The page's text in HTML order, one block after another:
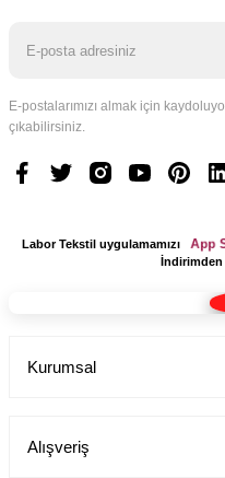
Labor Medikal Tekstil
E-postalarımızı almak için
çıkabilirsiniz.
Labor Tekstil uygulamamızı App
İndirimden
Kurumsal
Alışveriş